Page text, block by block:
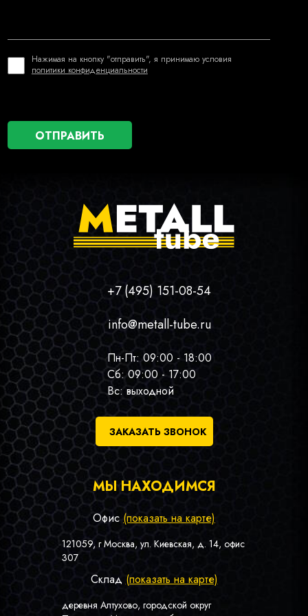
Нажимая на кнопку "отправить", я принимаю условия
политики конфиденциальности
+7 (495) 151-08-54
info@metall-tube.ru
Пн-Пт: 09:00 - 18:00
Сб: 09:00 - 17:00
Вс: выходной
ЗАКАЗАТЬ ЗВОНОК
МЫ НАХОДИМСЯ
Офис (показать на карте)
121059, г Москва, ул. Киевская, д. 14, офис
307
Склад (показать на карте)
деревня Алтухово, городской округ